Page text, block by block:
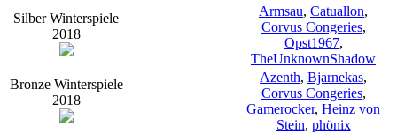
Silber Winterspiele
2018
Armsau, Catuallon,
Corvus Congeries,
Opst1967,
TheUnknownShadow
Bronze Winterspiele
2018
Azenth, Bjarnekas,
Corvus Congeries,
Gamerocker, Heinz von
Stein, phönix